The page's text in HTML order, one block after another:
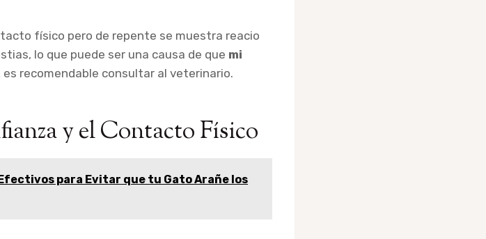
físico pero de repente se muestra reacio
lo que puede ser una causa de que mi
es recomendable consultar al veterinario.
y el Contacto Físico
para Evitar que tu Gato Arañe los